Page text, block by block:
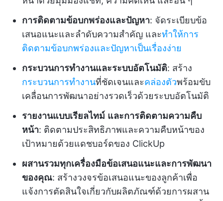
การติดตามข้อบกพร่องและปัญหา: จัดระเบียบข้อ
เสนอแนะและลำดับความสำคัญ และทำให้การ
ติดตามข้อบกพร่องและปัญหาเป็นเรื่องง่าย
กระบวนการทำงานและระบบอัตโนมัติ: สร้าง
กระบวนการทำงานที่ชัดเจนและคล่องตัวพร้อมขับ
เคลื่อนการพัฒนาอย่างรวดเร็วด้วยระบบอัตโนมัติ
รายงานแบบเรียลไทม์ และการติดตามความคืบ
หน้า: ติดตามประสิทธิภาพและความคืบหน้าของ
เป้าหมายด้วยแดชบอร์ดของ ClickUp
ผสานรวมทุกเครื่องมือข้อเสนอแนะและการพัฒนา
ของคุณ: สร้างวงจรข้อเสนอแนะของลูกค้าเพื่อ
แจ้งการตัดสินใจเกี่ยวกับผลิตภัณฑ์ด้วยการผสาน